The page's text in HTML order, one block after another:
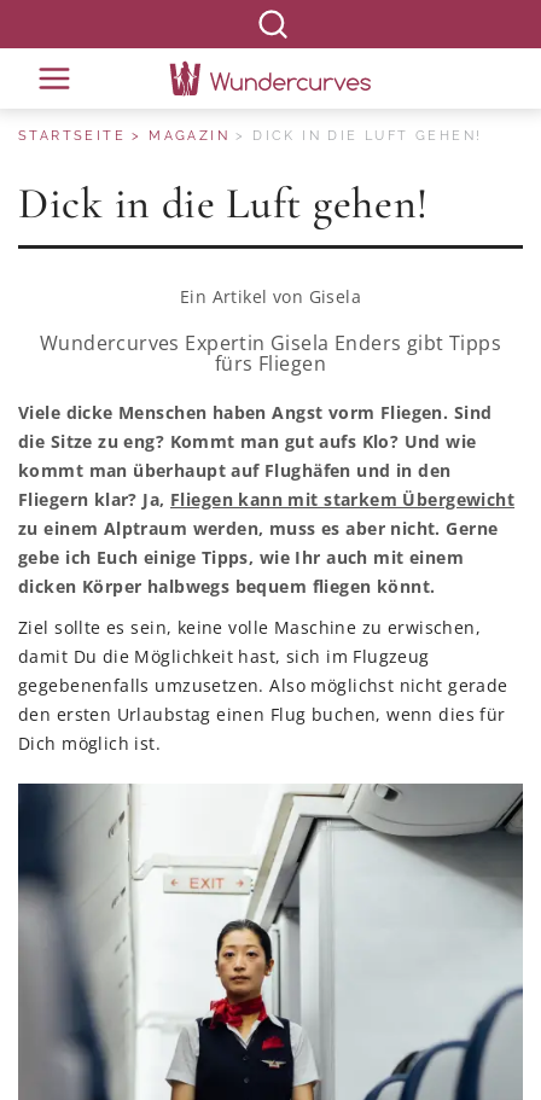
STARTSEITE MAGAZIN DICK IN DIE LUFT GEHEN!
Dick in die Luft gehen!
Ein Artikel von Gisela
Wundercurves Expertin Gisela Enders gibt Tipps
fürs Fliegen
Viele dicke Menschen haben Angst vorm Fliegen. Sind
die Sitze zu eng? Kommt man gut aufs Klo? Und wie
kommt man überhaupt auf Flughäfen und in den
Fliegern klar? Ja, Fliegen kann mit starkem Übergewicht
zu einem Alptraum werden, muss es aber nicht. Gerne
gebe ich Euch einige Tipps, wie Ihr auch mit einem
dicken Körper halbwegs bequem fliegen könnt.
Ziel sollte es sein, keine volle Maschine zu erwischen,
damit Du die Möglichkeit hast, sich im Flugzeug
gegebenenfalls umzusetzen. Also möglichst nicht gerade
den ersten Urlaubstag einen Flug buchen, wenn dies für
Dich möglich ist.